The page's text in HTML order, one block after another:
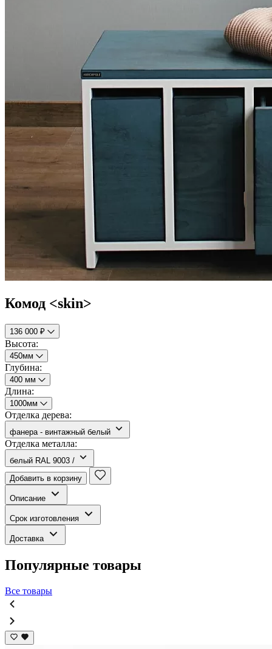
Комод <skin>
136 000 ₽
Высота:
450мм
Глубина:
400 мм
Длина:
1000мм
Отделка дерева:
фанера - винтажный белый
Отделка металла:
белый RAL 9003 /
Добавить в корзину
Описание
Срок изготовления
Доставка
Популярные товары
Все товары